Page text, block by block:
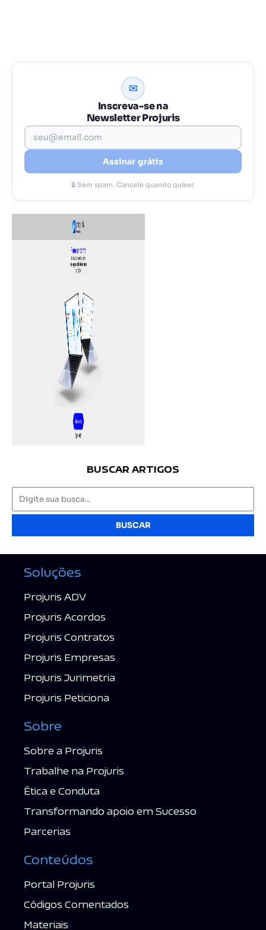
✉
Inscreva-se na
Newsletter Projuris
Assinar grátis
🔒 Sem spam. Cancele quando quiser.
BUSCAR ARTIGOS
BUSCAR
Soluções
Projuris ADV
Projuris Acordos
Projuris Contratos
Projuris Empresas
Projuris Jurimetria
Projuris Peticiona
Sobre
Sobre a Projuris
Trabalhe na Projuris
Ética e Conduta
Transformando apoio em Sucesso
Parcerias
Conteúdos
Portal Projuris
Códigos Comentados
Materiais